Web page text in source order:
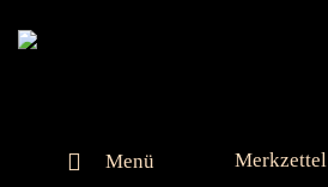
Menü Merkzettel